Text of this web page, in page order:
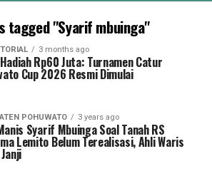
tagged "Syarif mbuinga"
3 months ago
Rp60 Juta: Turnamen Catur
Cup 2026 Resmi Dimulai
POHUWATO 3 years ago
Syarif Mbuinga Soal Tanah RS
Lemito Belum Terealisasi, Ahli Waris